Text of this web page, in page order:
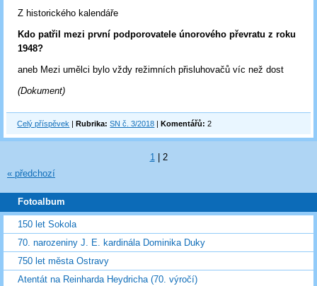
Z historického kalendáře
Kdo patřil mezi první podporovatele únorového převratu z roku
1948?
aneb Mezi umělci bylo vždy režimních přisluhovačů víc než dost
(Dokument)
Celý příspěvek |Rubrika: SN č. 3/2018 |Komentářů: 2
« předchozí
1 2
Fotoalbum
150 let Sokola
70. narozeniny J. E. kardinála Dominika Duky
750 let města Ostravy
Atentát na Reinharda Heydricha (70. výročí)